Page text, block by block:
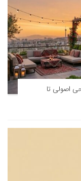
اصولی تا